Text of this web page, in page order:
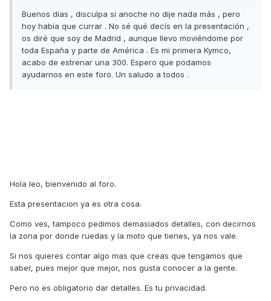
Buenos días , disculpa si anoche no dije nada más , pero
hoy había que currar . No sé qué decís en la presentación ,
os diré que soy de Madrid , aunque llevo moviéndome por
toda España y parte de América . Es mi primera Kymco,
acabo de estrenar una 300. Espero que podamos
ayudarnos en este foro. Un saludo a todos .
Hola leo, bienvenido al foro.
Esta presentacion ya es otra cosa.
Como ves, tampoco pedimos demasiados detalles, con decirnos
la zona por donde ruedas y la moto que tienes, ya nos vale.
Si nos quieres contar algo mas que creas que tengamos que
saber, pues mejor que mejor, nos gusta conocer a la gente.
Pero no es obligatorio dar detalles. Es tu privacidad.